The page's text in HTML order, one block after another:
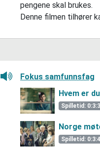
pengene skal brukes.
Denne filmen tilhører
Fokus samfunnsfag
Hvem er
Spilletid:
Norge
Spilletid:
Lytt her